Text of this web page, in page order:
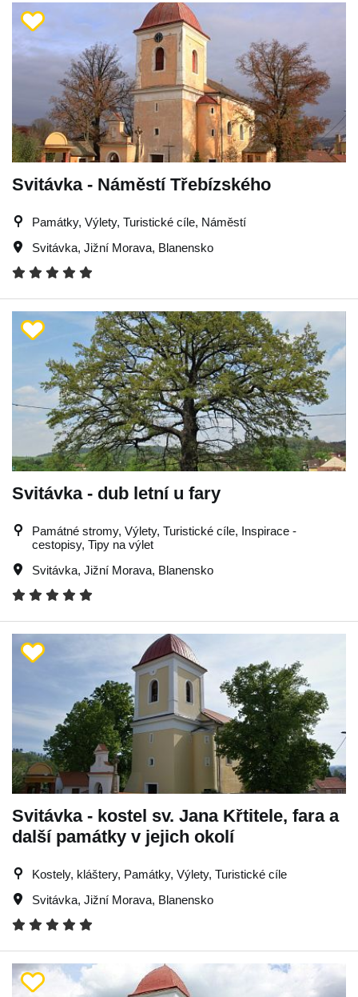
Svitávka - Náměstí Třebízského
Památky, Výlety, Turistické cíle, Náměstí
Svitávka, Jižní Morava, Blanensko
Svitávka - dub letní u fary
Památné stromy, Výlety, Turistické cíle, Inspirace -
cestopisy, Tipy na výlet
Svitávka, Jižní Morava, Blanensko
Svitávka - kostel sv. Jana Křtitele, fara a
další památky v jejich okolí
Kostely, kláštery, Památky, Výlety, Turistické cíle
Svitávka, Jižní Morava, Blanensko